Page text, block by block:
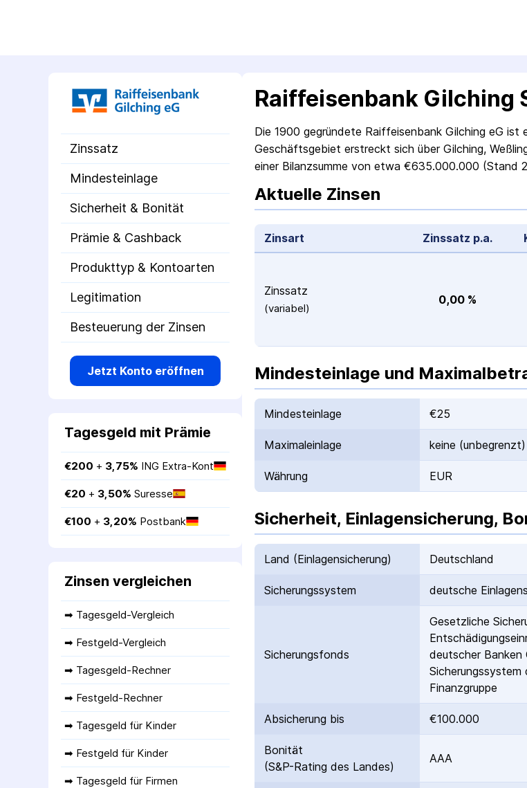
Zinssatz
Mindesteinlage
Sicherheit & Bonität
Prämie & Cashback
Produkttyp & Kontoarten
Legitimation
Besteuerung der Zinsen
Jetzt Konto eröffnen
Tagesgeld mit Prämie
€200 + 3,75% ING Extra-Kont
€20 + 3,50% Suresse
€100 + 3,20% Postbank
Zinsen vergleichen
➡ Tagesgeld-Vergleich
➡ Festgeld-Vergleich
➡ Tagesgeld-Rechner
➡ Festgeld-Rechner
➡ Tagesgeld für Kinder
➡ Festgeld für Kinder
➡ Tagesgeld für Firmen
Raiffeisenbank Gilching
Die 1900 gegründete Raiffeisenbank Gilching eG
Geschäfts­gebiet erstreckt sich über Gilching,
einer Bilanz­summe von etwa €635.000.000 (Stand
Aktuelle Zinsen
Zinsart Zinssatz p.a.
Zinssatz
(variabel)
0,00 %
Mindesteinlage und
Mindesteinlage €25
Maximaleinlage keine (unbegrenzt)
Währung EUR
Sicherheit, Einlagensicherung,
Land (Einlagen­sicherung) Deutschland
Sicherungs­system deutsche
Sicherungs­fonds
Gesetzliche
deutscher Banken
Sicherungssystem
Finanzgruppe
Absicherung bis €100.000
Bonität
(S&P-Rating des Landes)
AAA